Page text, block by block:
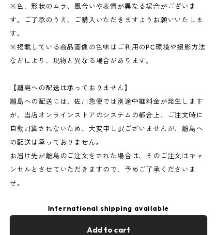
※色、形状のムラ、風合いや表情が異なる場合がございま
す。ご了承のうえ、ご購入いただきますようお願いいたしま
す。
※掲載している商品画像の色味はご利用のPC環境や撮影方法
などにより、現物と異なる場合があります。
【離島への配送は承っておりません】
離島への配送には、佐川急便では別途中継料金が発生します
が、当店オンラインストアのシステムの都合上、ご注文時に
自動計算されないため、大変申し訳ございませんが、離島へ
の配送は承っておりません。
お届け先が離島のご注文をされた場合は、そのご注文はキャ
ンセルとさせていただきますので、予めご了承くださいま
せ。
International shipping available
Add to cart